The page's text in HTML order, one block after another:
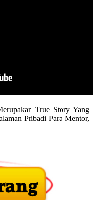
True Story Yang
Pribadi Para Mentor,